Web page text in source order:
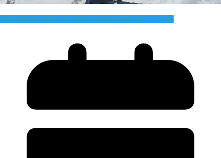
Височинен алпинизъмЕкстремни спортовеНовини